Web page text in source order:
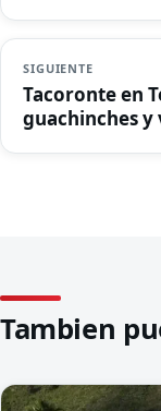
SIGUIENTE
Tacoronte en
guachinches y
Tambien